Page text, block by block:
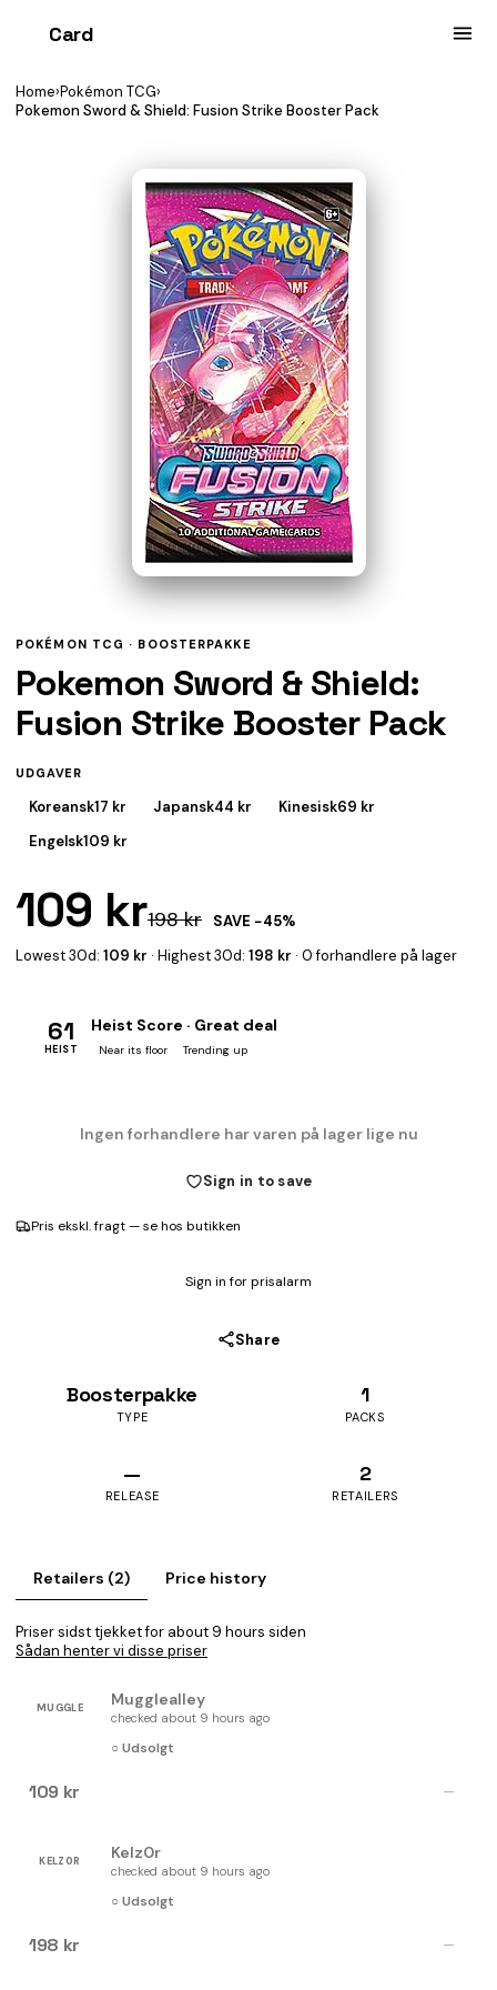
Card
Home›Pokémon TCG›
Pokemon Sword & Shield: Fusion Strike Booster Pack
POKÉMON TCG · BOOSTERPAKKE
Pokemon Sword & Shield:
Fusion Strike Booster Pack
UDGAVER
Koreansk17 kr Japansk44 kr Kinesisk69 kr
Engelsk109 kr
109 kr198 kr
SAVE −45%
Lowest 30d: 109 kr · Highest 30d: 198 kr · 0 forhandlere på lager
61
HEIST
Heist Score · Great deal
Near its floor Trending up
Ingen forhandlere har varen på lager lige nu
Sign in to save
Pris ekskl. fragt — se hos butikken
Sign in for prisalarm
Share
Boosterpakke
TYPE
1
PACKS
—
RELEASE
2
RETAILERS
Retailers (2) Price history
Priser sidst tjekket for about 9 hours siden
Sådan henter vi disse priser
MUGGLE Mugglealley
checked about 9 hours ago
○ Udsolgt
109 kr —
KELZ0R Kelz0r
checked about 9 hours ago
○ Udsolgt
198 kr —